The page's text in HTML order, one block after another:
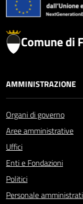
Comune di
AMMINISTRAZIONE
Organi di governo
Aree amministrative
Uffici
Enti e Fondazioni
Politici
Personale